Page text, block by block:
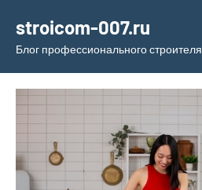
содержимому
stroicom-007.ru
Блог профессионального строителя